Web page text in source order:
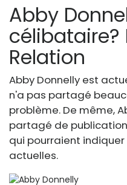
Abby
célibataire?
Relation
Abby Donnelly est
n'a pas partagé
problème. De même,
partagé de
qui pourraient
actuelles.